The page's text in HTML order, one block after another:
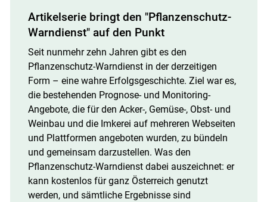
Artikelserie bringt den "Pflanzenschutz-
Warndienst" auf den Punkt
Seit nunmehr zehn Jahren gibt es den
Pflanzenschutz-Warndienst in der derzeitigen
Form – eine wahre Erfolgsgeschichte. Ziel war es,
die bestehenden Prognose- und Monitoring-
Angebote, die für den Acker-, Gemüse-, Obst- und
Weinbau und die Imkerei auf mehreren Webseiten
und Plattformen angeboten wurden, zu bündeln
und gemeinsam darzustellen. Was den
Pflanzenschutz-Warndienst dabei auszeichnet: er
kann kostenlos für ganz Österreich genutzt
werden, und sämtliche Ergebnisse sind